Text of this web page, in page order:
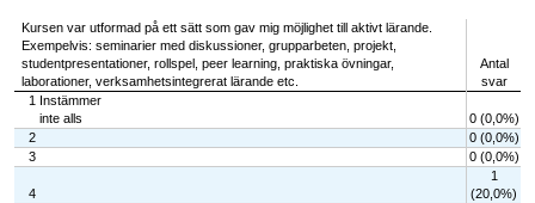
Kursen var utformad på ett sätt som gav mig möjlighet till aktivt lärande.
Exempelvis: seminarier med diskussioner, grupparbeten, projekt,
studentpresentationer, rollspel, peer learning, praktiska övningar,
laborationer, verksamhetsintegrerat lärande etc.
Antal
svar
1 Instämmer
inte alls
0 (0,0%)
2
0 (0,0%)
3
0 (0,0%)
4
1
(20,0%)